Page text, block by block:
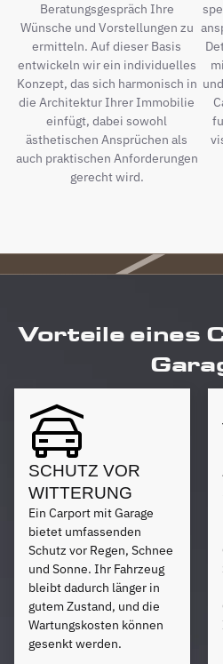
Beratungsgespräch Ihre
Wünsche und Vorstellungen zu
ermitteln. Auf dieser Basis
entwickeln wir ein individuelles
Konzept, das sich harmonisch in
die Architektur Ihrer Immobilie
einfügt, dabei sowohl
ästhetischen Ansprüchen als
auch praktischen Anforderungen
gerecht wird.
Vorteile eines
SCHUTZ VOR
WITTERUNG
Ein Carport mit Garage
bietet umfassenden
Schutz vor Regen, Schnee
und Sonne. Ihr Fahrzeug
bleibt dadurch länger in
gutem Zustand, und die
Wartungskosten können
gesenkt werden.